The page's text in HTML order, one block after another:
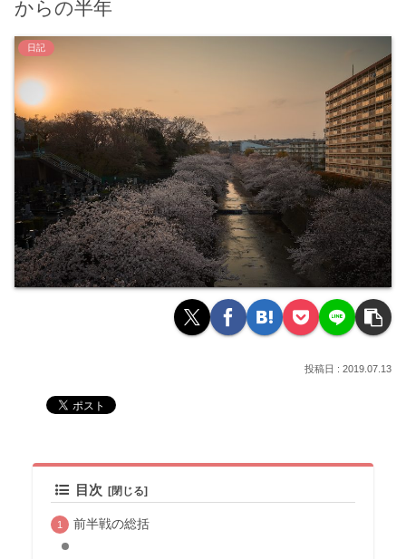
からの半年
日記
2019.07.13
目次
前半戦の総括